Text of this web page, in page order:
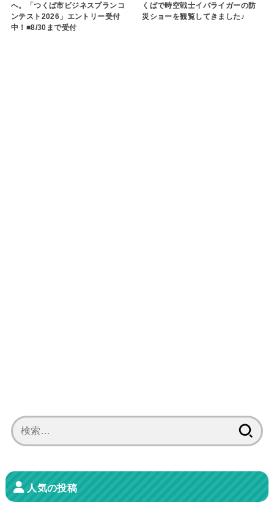
へ。「つくば市ビジネスプランコ
ンテスト2026」エントリー受付
中！■8/30まで受付
くばで時空戦士イバライガーの防
災ショーを観覧してきました♪
索:
人気の投稿